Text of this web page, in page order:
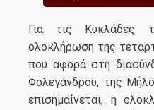
Για τις Κυκλάδες
ολοκλήρωση της
που αφορά στη
Φολεγάνδρου, της
επισημαίνεται, η